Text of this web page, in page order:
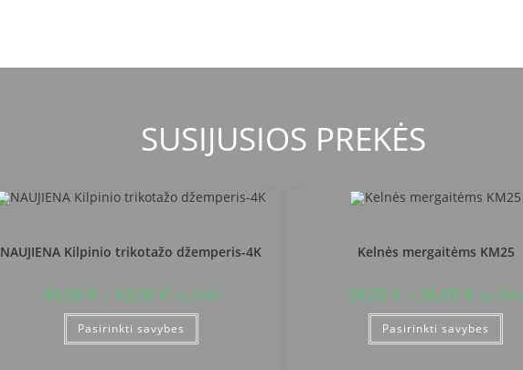
SUSIJUSIOS PREKĖS
NAUJIENA Kilpinio trikotažo džemperis-4K
49,00 € – 63,00 € su PVM
Pasirinkti savybes
Kelnės mergaitėms KM25
34,00€ – 36,00€ su PVM
Pasirinkti savybes